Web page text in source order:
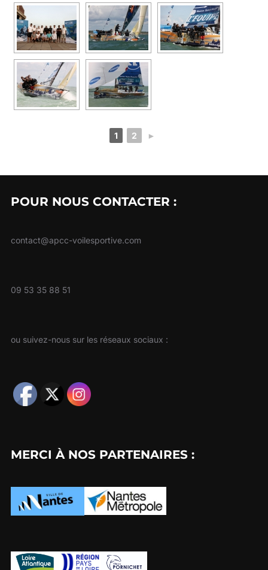
1 2 ►
POUR NOUS CONTACTER :
contact@apcc-voilesportive.com
09 53 35 88 51
ou suivez-nous sur les réseaux sociaux :
MERCI À NOS PARTENAIRES :